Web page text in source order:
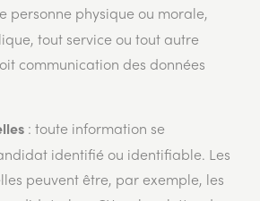
personne physique ou morale,
tout service ou tout autre
communication des données
: toute information se
identifié ou identifiable. Les
peuvent être, par exemple, les